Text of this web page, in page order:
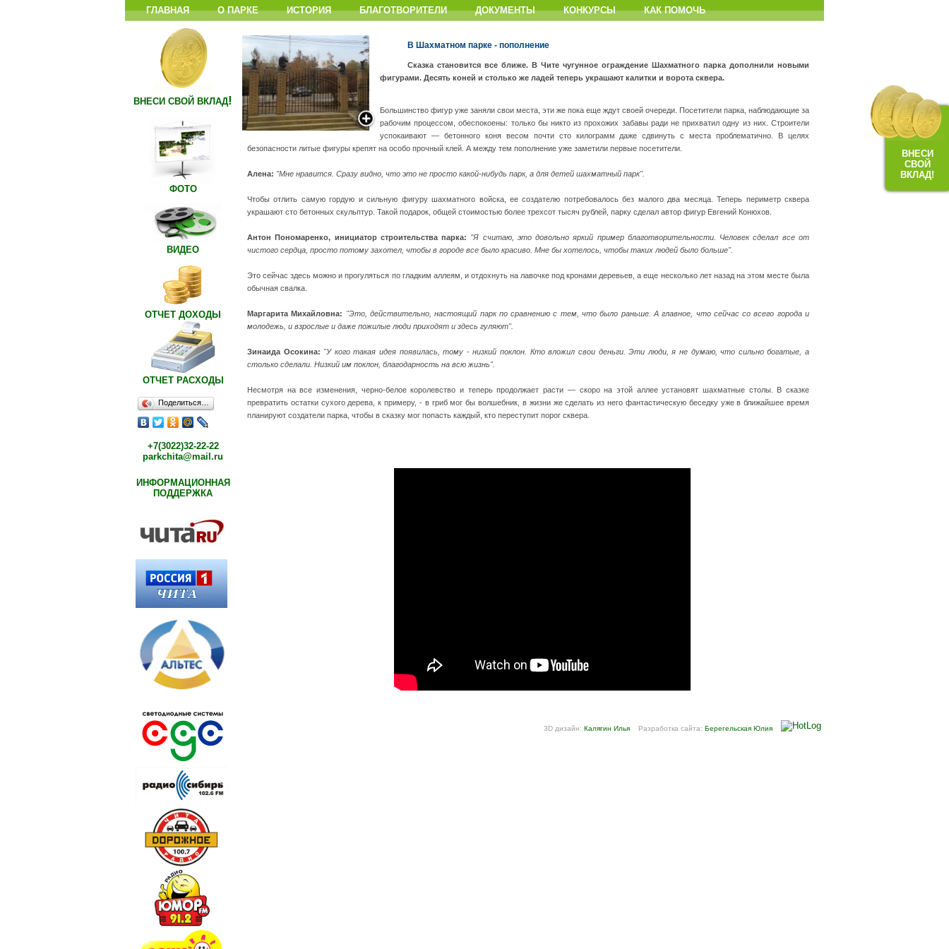
ГЛАВНАЯ О ПАРКЕ ИСТОРИЯ БЛАГОТВОРИТЕЛИ ДОКУМЕНТЫ КОНКУРСЫ КАК ПОМОЧЬ
ВНЕСИ
СВОЙ
ВКЛАД!
В Шахматном парке - пополнение
Сказка становится все ближе. В Чите чугунное ограждение Шахматного парка дополнили новыми
фигурами. Десять коней и столько же ладей теперь украшают калитки и ворота сквера.
Большинство фигур уже заняли свои места, эти же пока еще ждут своей очереди. Посетители парка, наблюдающие за
рабочим процессом, обеспокоены: только бы никто из прохожих забавы ради не прихватил одну из них. Строители
успокаивают — бетонного коня весом почти сто килограмм даже сдвинуть с места проблематично. В целях
безопасности литые фигуры крепят на особо прочный клей. А между тем пополнение уже заметили первые посетители.
Алена: "Мне нравится. Сразу видно, что это не просто какой-нибудь парк, а для детей шахматный парк".
Чтобы отлить самую гордую и сильную фигуру шахматного войска, ее создателю потребовалось без малого два месяца. Теперь периметр сквера
украшают сто бетонных скульптур. Такой подарок, общей стоимостью более трехсот тысяч рублей, парку сделал автор фигур Евгений Конюхов.
Антон Пономаренко, инициатор строительства парка: "Я считаю, это довольно яркий пример благотворительности. Человек сделал все от
чистого сердца, просто потому захотел, чтобы в городе все было красиво. Мне бы хотелось, чтобы таких людей было больше".
Это сейчас здесь можно и прогуляться по гладким аллеям, и отдохнуть на лавочке под кронами деревьев, а еще несколько лет назад на этом месте была
обычная свалка.
Маргарита Михайловна: "Это, действительно, настоящий парк по сравнению с тем, что было раньше. А главное, что сейчас со всего города и
молодежь, и взрослые и даже пожилые люди приходят и здесь гуляют".
Зинаида Осокина: "У кого такая идея появилась, тому - низкий поклон. Кто вложил свои деньги. Эти люди, я не думаю, что сильно богатые, а
столько сделали. Низкий им поклон, благодарность на всю жизнь".
Несмотря на все изменения, черно-белое королевство и теперь продолжает расти — скоро на этой аллее установят шахматные столы. В сказке
превратить остатки сухого дерева, к примеру, - в гриб мог бы волшебник, в жизни же сделать из него фантастическую беседку уже в ближайшее время
планируют создатели парка, чтобы в сказку мог попасть каждый, кто переступит порог сквера.
3D дизайн: Калягин Илья Разработка сайта: Берегельская Юлия
ВНЕСИ СВОЙ ВКЛАД!
ФОТО
ВИДЕО
ОТЧЕТ ДОХОДЫ
ОТЧЕТ РАСХОДЫ
Поделиться…
+7(3022)32-22-22
parkchita@mail.ru
ИНФОРМАЦИОННАЯ
ПОДДЕРЖКА